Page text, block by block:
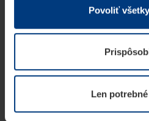
Z právneho hľadiska môžeme
prevádzku tejto stránky. Pre
potrebujeme Vaše povolenie.
kedykoľvek zmeniť alebo
našej webovej stránky.
Povoliť
Len